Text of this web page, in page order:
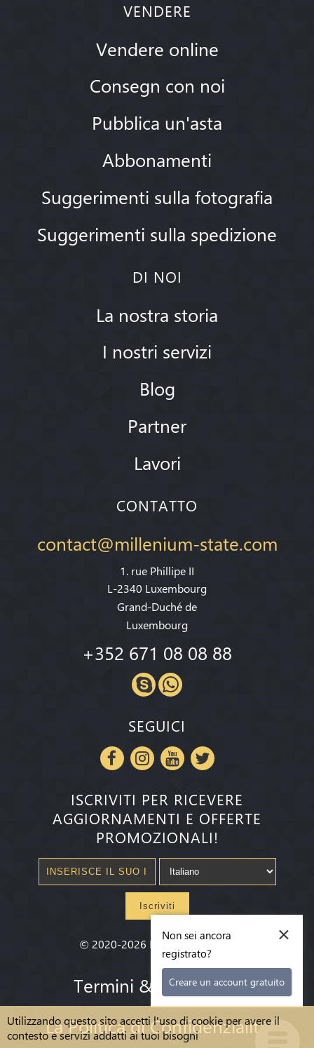
Utilizzando questo sito accetti l'uso di cookie per avere il
contesto e servizi addatti ai tuoi bisogni
VENDERE
Vendere online
Consegn con noi
Pubblica un'asta
Abbonamenti
Suggerimenti sulla fotografia
Suggerimenti sulla spedizione
DI NOI
La nostra storia
I nostri servizi
Blog
Partner
Lavori
CONTATTO
contact@millenium-state.com
1. rue Phillipe II
L-2340 Luxembourg
Grand-Duché de
Luxembourg
+352 671 08 08 88
SEGUICI
ISCRIVITI PER RICEVERE
AGGIORNAMENTI E OFFERTE
PROMOZIONALI!
Iscriviti
© 2020-2026 Millenium State®
Termini & condizioni
La Politica di Confidenzialità
×
Non sei ancora
registrato?
Creare un account gratuito